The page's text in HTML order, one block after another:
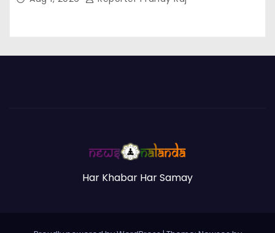
Har Khabar Har Samay